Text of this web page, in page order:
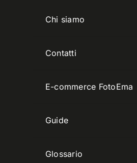
Chi siamo
Contatti
E-commerce FotoEma
Guide
Glossario